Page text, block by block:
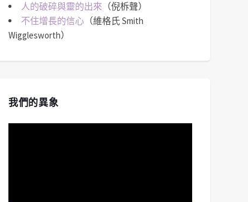
人的破碎與靈的出來 （倪柝聲）
不住增長的信心 （維格氏 Smith
Wigglesworth）
我們的異象